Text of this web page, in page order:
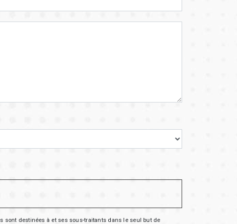
destinées à et ses sous-traitants dans le seul but de